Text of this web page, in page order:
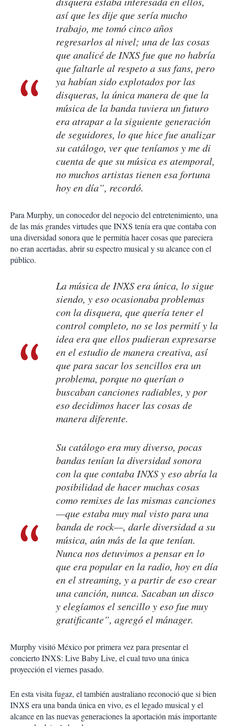
así que les dije que sería mucho
trabajo, me tomó cinco años
regresarlos al nivel; una de las cosas
que analicé de INXS fue que no habría
que faltarle al respeto a sus fans, pero
ya habían sido explotados por las
disqueras, la única manera de que la
música de la banda tuviera un futuro
era atrapar a la siguiente generación
de seguidores, lo que hice fue analizar
su catálogo, ver que teníamos y me di
cuenta de que su música es atemporal,
no muchos artistas tienen esa fortuna
hoy en día”, recordó.
Para Murphy, un conocedor del negocio del entretenimiento, una
de las más grandes virtudes que INXS tenía era que contaba con
una diversidad sonora que le permitía hacer cosas que pareciera
no eran acertadas, abrir su espectro musical y su alcance con el
público.
La música de INXS era única, lo sigue
siendo, y eso ocasionaba problemas
con la disquera, que quería tener el
control completo, no se los permití y la
idea era que ellos pudieran expresarse
en el estudio de manera creativa, así
que para sacar los sencillos era un
problema, porque no querían o
buscaban canciones radiables, y por
eso decidimos hacer las cosas de
manera diferente.
Su catálogo era muy diverso, pocas
bandas tenían la diversidad sonora
con la que contaba INXS y eso abría la
posibilidad de hacer muchas cosas
como remixes de las mismas canciones
—que estaba muy mal visto para una
banda de rock—, darle diversidad a su
música, aún más de la que tenían.
Nunca nos detuvimos a pensar en lo
que era popular en la radio, hoy en día
en el streaming, y a partir de eso crear
una canción, nunca. Sacaban un disco
y elegíamos el sencillo y eso fue muy
gratificante”, agregó el mánager.
Murphy visitó México por primera vez para presentar el
concierto INXS: Live Baby Live, el cual tuvo una única
proyección el viernes pasado.
En esta visita fugaz, el también australiano reconoció que si bien
INXS era una banda única en vivo, es el legado musical y el
alcance en las nuevas generaciones la aportación más importante